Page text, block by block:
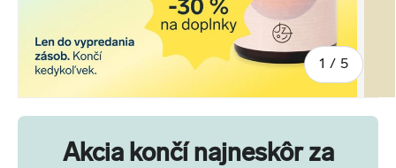
1 / z
5
Akcia končí najneskôr za